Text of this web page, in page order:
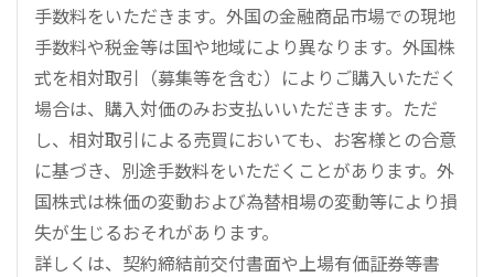
手数料をいただきます。外国の金融商品市場での現地
手数料や税金等は国や地域により異なります。外国株
式を相対取引（募集等を含む）によりご購入いただく
場合は、購入対価のみお支払いいただきます。ただ
し、相対取引による売買においても、お客様との合意
に基づき、別途手数料をいただくことがあります。外
国株式は株価の変動および為替相場の変動等により損
失が生じるおそれがあります。
詳しくは、契約締結前交付書面や上場有価証券等書